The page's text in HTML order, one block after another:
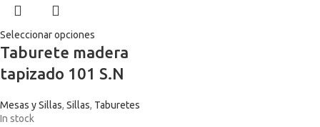
Seleccionar opciones
Taburete madera
tapizado 101 S.N
Mesas y Sillas, Sillas, Taburetes
In stock